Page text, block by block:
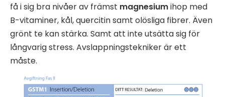
få i sig bra nivåer av främst magnesiumihop med
B-vitaminer, kål, quercitin samt olösliga fibrer. Även
grönt te kan stärka. Samt att inte utsätta sig för
långvarig stress. Avslappningstekniker är ett
måste.